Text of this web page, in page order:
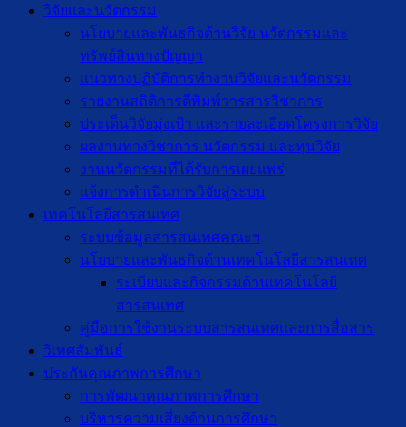
วิจัยและนวัตกรรม
นโยบายและพันธกิจด้านวิจัย นวัตกรรมและ
ทรัพย์สินทางปัญญา
แนวทางปฏิบัติการทำงานวิจัยและนวัตกรรม
รายงานสถิติการตีพิมพ์วารสารวิชาการ
ประเด็นวิจัยมุ่งเป้า และรายละเอียดโครงการวิจัย
ผลงานทางวิชาการ นวัตกรรม และทุนวิจัย
งานนวัตกรรมที่ได้รับการเผยแพร่
แจ้งการดำเนินการวิจัยสู่ระบบ
เทคโนโลยีสารสนเทศ
ระบบข้อมูลสารสนเทศคณะฯ
นโยบายและพันธกิจด้านเทคโนโลยีสารสนเทศ
ระเบียบและกิจกรรมด้านเทคโนโลยี
สารสนเทศ
คู่มือการใช้งานระบบสารสนเทศและการสื่อสาร
วิเทศสัมพันธ์
ประกันคุณภาพการศึกษา
การพัฒนาคุณภาพการศึกษา
บริหารความเสี่ยงด้านการศึกษา